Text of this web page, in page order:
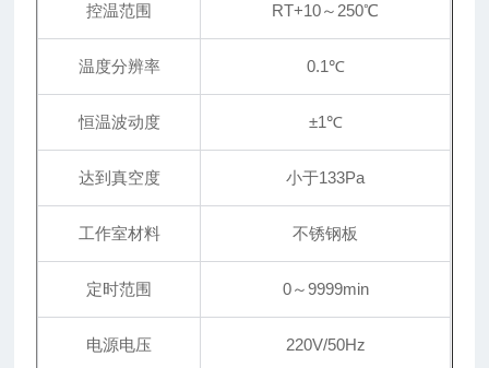
控温范围 RT+10～250℃
温度分辨率 0.1℃
恒温波动度 ±1℃
达到真空度 小于133Pa
工作室材料 不锈钢板
定时范围 0～9999min
电源电压 220V/50Hz